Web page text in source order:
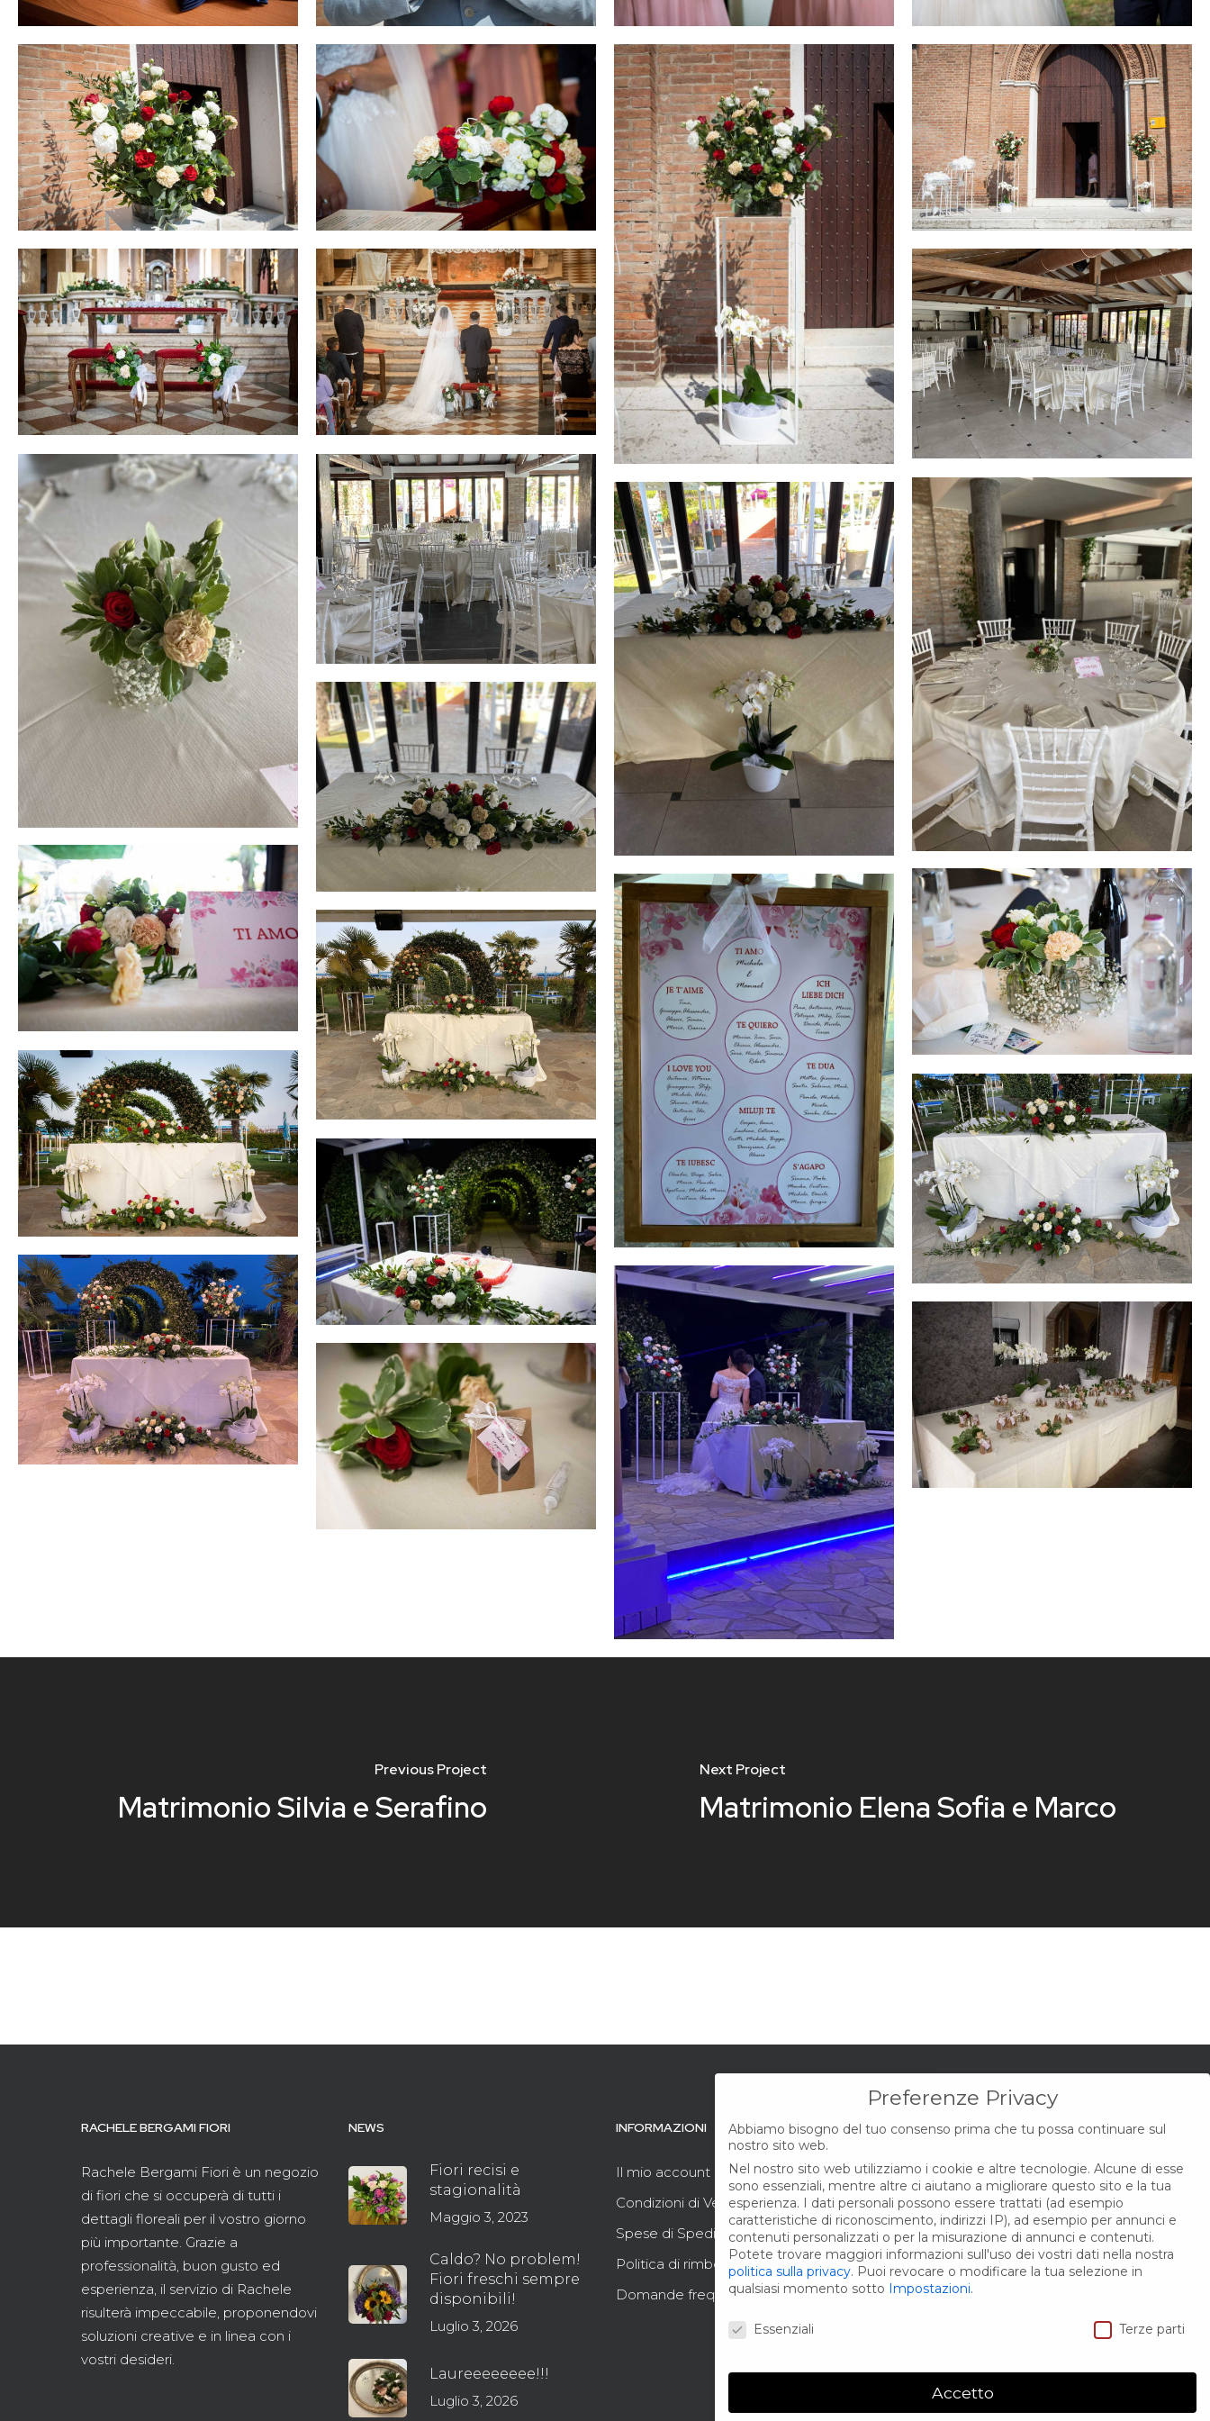
Hit enter to search or ESC to close
Previous Project
Matrimonio Silvia e Serafino
Next Project
Matrimonio Elena Sofia e Marco
RACHELE BERGAMI FIORI
Rachele Bergami Fiori è un negozio
di fiori che si occuperà di tutti i
dettagli floreali per il vostro giorno
più importante. Grazie a
professionalità, buon gusto ed
esperienza, il servizio di Rachele
risulterà impeccabile, proponendovi
soluzioni creative e in linea con i
vostri desideri.
NEWS
Fiori recisi e
stagionalità
Maggio 3, 2023
Caldo? No problem!
Fiori freschi sempre
disponibili!
Luglio 3, 2026
Laureeeeeeee!!!
Luglio 3, 2026
INFORMAZIONI
Il mio account
Condizioni di Vendita
Spese di Spedizione
Politica di rimborso e reso
Domande frequenti FAQ
CONTATTI
Via Mazzini, 3E
44012 Bondeno (Fe)
Tel.: 340 1645 335
Email: info@rbfiori.it
Preferenze Privacy
Abbiamo bisogno del tuo consenso prima che tu possa continuare sul
nostro sito web.
Nel nostro sito web utilizziamo i cookie e altre tecnologie. Alcune di esse
sono essenziali, mentre altre ci aiutano a migliorare questo sito e la tua
esperienza. I dati personali possono essere trattati (ad esempio
caratteristiche di riconoscimento, indirizzi IP), ad esempio per annunci e
contenuti personalizzati o per la misurazione di annunci e contenuti.
Potete trovare maggiori informazioni sull'uso dei vostri dati nella nostra
politica sulla privacy. Puoi revocare o modificare la tua selezione in
qualsiasi momento sotto Impostazioni.
Essenziali Terze parti
Accetto